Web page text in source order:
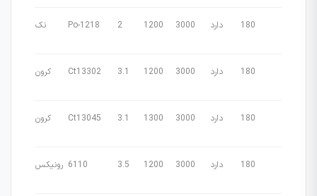
نک Po-1218 2 1200 3000 دارد 180
کرون Ct13302 3.1 1200 3000 دارد 180
کرون Ct13045 3.1 1300 3000 دارد 180
رونیکس 6110 3.5 1200 3000 دارد 180